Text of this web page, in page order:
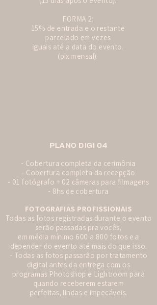
FORMA 2:
15% de entrada e o restante
parcelado em vezes
iguais até a data do evento.
(pix mensal).
PLANO DIGI 04
- Cobertura completa da cerimônia
- Cobertura completa da recepção
- 01 fotógrafo + 02 câmeras para filmagens
- 8hs de cobertura
FOTOGRAFIAS PROFISSIONAIS
Todas as fotos registradas durante o evento
serão passadas pra vocês,
em média mínimo 600 a 800 fotos e a
depender do evento até mais do que isso.
- Todas as fotos passarão por tratamento
digital antes da entrega com os
programas Photoshop e Lightroom para
quando receberem estarem
perfeitas, lindas e impecáveis.